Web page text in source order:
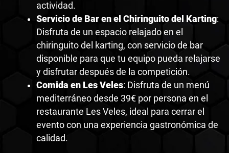
actividad.
Servicio de Bar en el Chiringuito del Karting:
Disfruta de un espacio relajado en el
chiringuito del karting, con servicio de bar
disponible para que tu equipo pueda relajarse
y disfrutar después de la competición.
Comida en Les Veles: Disfruta de un menú
mediterráneo desde 39€ por persona en el
restaurante Les Veles, ideal para cerrar el
evento con una experiencia gastronómica de
calidad.